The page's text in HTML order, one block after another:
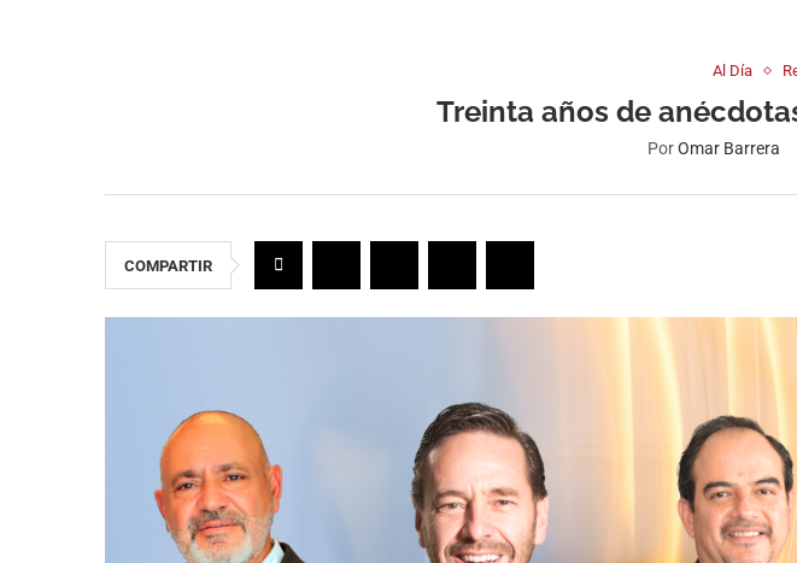
Al Día
Treinta años de
PorOmar Barrera
COMPARTIR